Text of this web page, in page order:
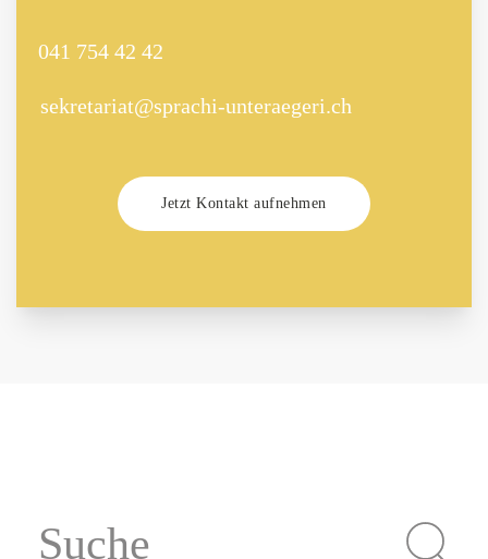
041 754 42 42
sekretariat@sprachi-unteraegeri.ch
Jetzt Kontakt aufnehmen